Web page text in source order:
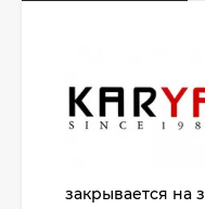
закрывается на